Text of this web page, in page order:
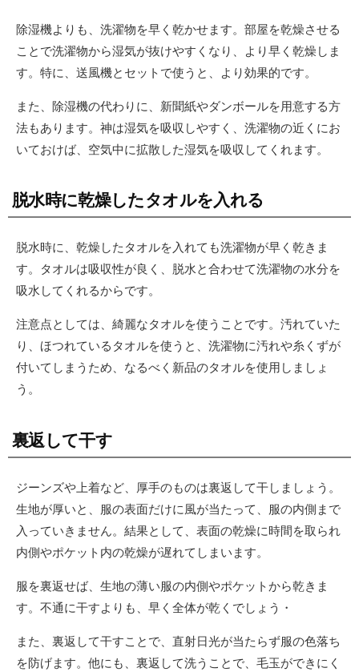
除湿機よりも、洗濯物を早く乾かせます。部屋を乾燥させる
ことで洗濯物から湿気が抜けやすくなり、より早く乾燥しま
す。特に、送風機とセットで使うと、より効果的です。
また、除湿機の代わりに、新聞紙やダンボールを用意する方
法もあります。神は湿気を吸収しやすく、洗濯物の近くにお
いておけば、空気中に拡散した湿気を吸収してくれます。
脱水時に乾燥したタオルを入れる
脱水時に、乾燥したタオルを入れても洗濯物が早く乾きま
す。タオルは吸収性が良く、脱水と合わせて洗濯物の水分を
吸水してくれるからです。
注意点としては、綺麗なタオルを使うことです。汚れていた
り、ほつれているタオルを使うと、洗濯物に汚れや糸くずが
付いてしまうため、なるべく新品のタオルを使用しましょ
う。
裏返して干す
ジーンズや上着など、厚手のものは裏返して干しましょう。
生地が厚いと、服の表面だけに風が当たって、服の内側まで
入っていきません。結果として、表面の乾燥に時間を取られ
内側やポケット内の乾燥が遅れてしまいます。
服を裏返せば、生地の薄い服の内側やポケットから乾きま
す。不通に干すよりも、早く全体が乾くでしょう・
また、裏返して干すことで、直射日光が当たらず服の色落ち
を防げます。他にも、裏返して洗うことで、毛玉ができにく